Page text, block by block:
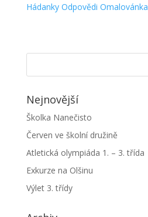
Hádanky Odpovědi Omalovánka
Nejnovější
Školka Nanečisto
Červen ve školní družině
Atletická olympiáda 1. – 3. třída
Exkurze na Olšinu
Výlet 3. třídy